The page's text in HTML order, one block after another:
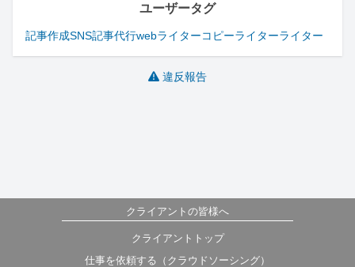
ユーザータグ
記事作成SNS記事代行webライターコピーライターライター
違反報告
クライアントの皆様へ
クライアントトップ
仕事を依頼する（クラウドソーシング）